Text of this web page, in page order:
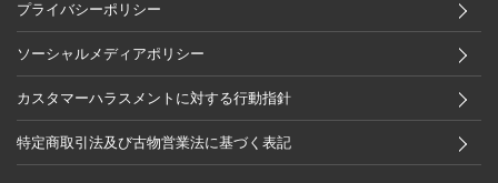
プライバシーポリシー
ソーシャルメディアポリシー
カスタマーハラスメントに対する行動指針
特定商取引法及び古物営業法に基づく表記